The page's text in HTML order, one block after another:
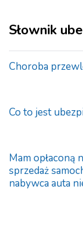
Słownik
Choroba
Co to jest
Mam opłaconą
sprzedaż
nabywca auta